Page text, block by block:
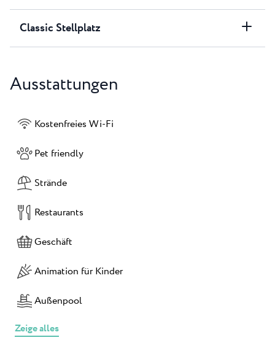
Classic Stellplatz
Ausstattungen
Kostenfreies Wi-Fi
Pet friendly
Strände
Restaurants
Geschäft
Animation für Kinder
Außenpool
Zeige alles